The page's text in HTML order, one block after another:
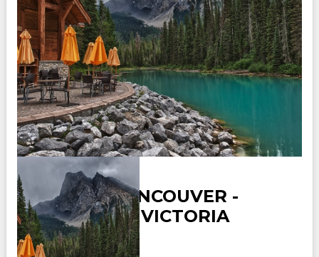
CANADA VANCOUVER -
WHISTLER - VICTORIA